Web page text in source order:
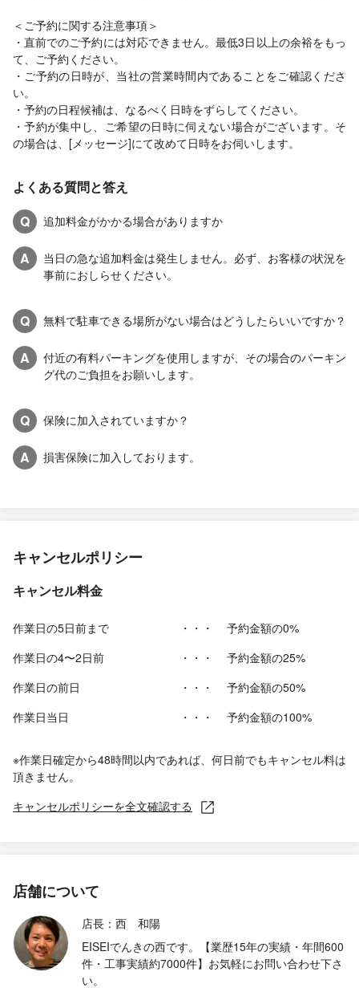
＜ご予約に関する注意事項＞
・直前でのご予約には対応できません。最低3日以上の余裕をもっ
て、ご予約ください。
・ご予約の日時が、当社の営業時間内であることをご確認くださ
い。
・予約の日程候補は、なるべく日時をずらしてください。
・予約が集中し、ご希望の日時に伺えない場合がございます。そ
の場合は、[メッセージ]にて改めて日時をお伺いします。
よくある質問と答え
Q
追加料金がかかる場合がありますか
A
当日の急な追加料金は発生しません。必ず、お客様の状況を
事前におしらせください。
Q 無料で駐車できる場所がない場合はどうしたらいいですか？
A
付近の有料パーキングを使用しますが、その場合のパーキン
グ代のご負担をお願いします。
Q 保険に加入されていますか？
A 損害保険に加入しております。
キャンセルポリシー
キャンセル料金
作業日の5日前まで ・・・
予約金額の0%
作業日の4〜2日前
・・・
予約金額の25%
作業日の前日
・・・
予約金額の50%
作業日当日
・・・ 予約金額の100%
※作業日確定から48時間以内であれば、何日前でもキャンセル料は
頂きません。
キャンセルポリシーを全文確認する
店舗について
店長：西 和陽
EISEIでんきの西です。【業歴15年の実績・年間600
件・工事実績約7000件】お気軽にお問い合わせ下さ
い。